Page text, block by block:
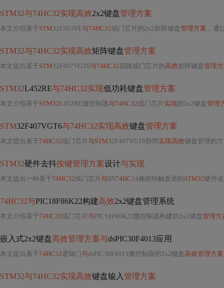
STM32与74HC32实现高效2x2键盘管理方案
本文介绍基于STM32F303VE与74HC32或门芯片的2x2矩阵键盘管理方案 ，通
STM32与74HC32实现高效矩阵键盘管理方案
本文提出基于STM32F407VGT6与74HC32 四路或门芯片的高效矩阵键盘管理
STM32L452RE与74HC32实现低功耗键盘管理方案
本文介绍基于STM32L452RE微控制器与74HC32或门芯片实现的2x2键盘管理
STM32F407VGT6与74HC32实现高效键盘管理方案
本文提出基于74HC32或门芯片与STM32F407VGT6协同 实现高效键盘管理的方案，通过硬件编码将矩阵键盘状态压
STM32硬件去抖按键管理方案设计与实现
本文提出一种基于74HC32或门芯片与SN74HC 14施密特触发器的STM32硬件
74HC32与PIC18F86K22构建高效2x2键盘管理系统
本文介绍基于74HC32或门芯片与PIC18F86K22微控制器构建的2x2键盘管理方
嵌入式2x2键盘高效管理方案与dsPIC30F4013应用
本文提出基于74HC32 逻辑门 与dsPIC30F4013微控制器的2x2键盘高效管理方案
STM32与74HC32实现高效键盘输入 管理方案